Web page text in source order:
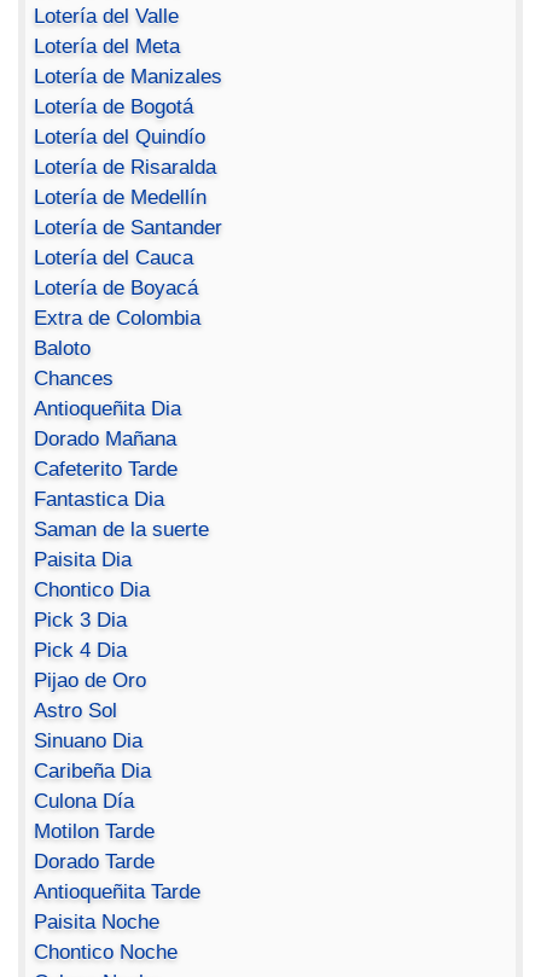
Lotería del Valle
Lotería del Meta
Lotería de Manizales
Lotería de Bogotá
Lotería del Quindío
Lotería de Risaralda
Lotería de Medellín
Lotería de Santander
Lotería del Cauca
Lotería de Boyacá
Extra de Colombia
Baloto
Chances
Antioqueñita Dia
Dorado Mañana
Cafeterito Tarde
Fantastica Dia
Saman de la suerte
Paisita Dia
Chontico Dia
Pick 3 Dia
Pick 4 Dia
Pijao de Oro
Astro Sol
Sinuano Dia
Caribeña Dia
Culona Día
Motilon Tarde
Dorado Tarde
Antioqueñita Tarde
Paisita Noche
Chontico Noche